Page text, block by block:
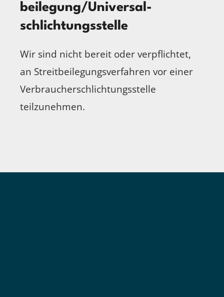
beilegung/Universal­
schlichtungs­stelle
Wir sind nicht bereit oder verpflichtet,
an Streitbeilegungsverfahren vor einer
Verbraucherschlichtungsstelle
teilzunehmen.